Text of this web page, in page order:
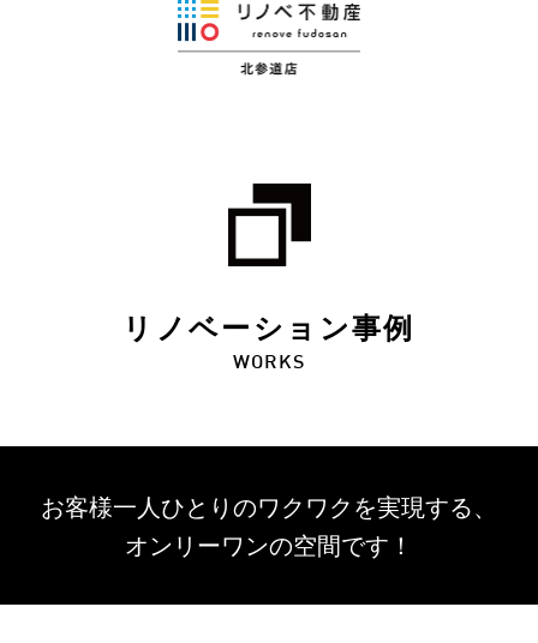
リノベーション事例
WORKS
お客様一人ひとりのワクワクを実現する、
オンリーワンの空間です！